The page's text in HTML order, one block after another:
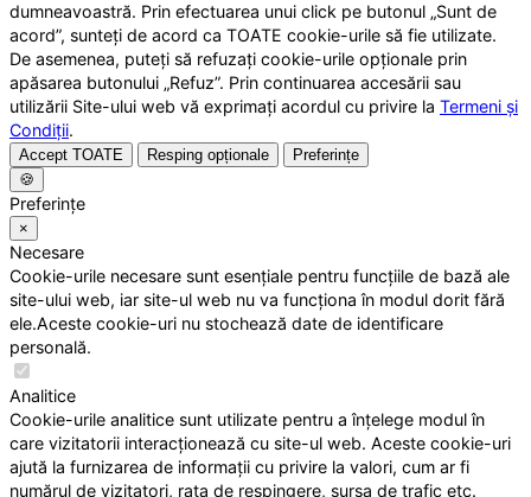
dumneavoastră. Prin efectuarea unui click pe butonul „Sunt de
acord”, sunteți de acord ca TOATE cookie-urile să fie utilizate.
De asemenea, puteți să refuzați cookie-urile opționale prin
apăsarea butonului „Refuz”. Prin continuarea accesării sau
utilizării Site-ului web vă exprimați acordul cu privire la Termeni și
Condiții.
Accept TOATE Resping opționale
Preferințe
🍪
Preferințe
×
Necesare
Cookie-urile necesare sunt esențiale pentru funcțiile de bază ale
site-ului web, iar site-ul web nu va funcționa în modul dorit fără
ele.Aceste cookie-uri nu stochează date de identificare
personală.
Analitice
Cookie-urile analitice sunt utilizate pentru a înțelege modul în
care vizitatorii interacționează cu site-ul web. Aceste cookie-uri
ajută la furnizarea de informații cu privire la valori, cum ar fi
numărul de vizitatori, rata de respingere, sursa de trafic etc.